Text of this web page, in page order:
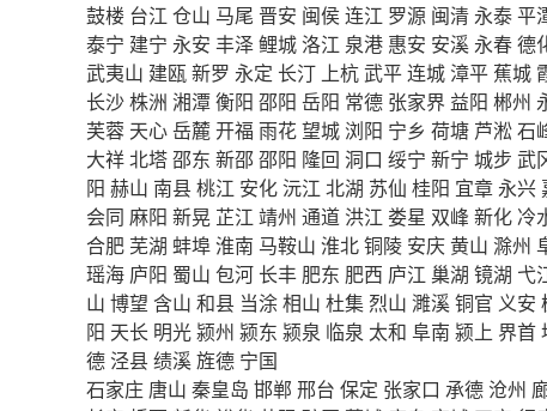
鼓楼 台江 仓山 马尾 晋安 闽侯连江 罗源 闽清 永泰平
泰宁 建宁 永安 丰泽鲤城洛江 泉港 惠安 安溪 永春德
武夷山 建瓯新罗 永定 长汀 上杭武平连城 漳平 蕉城
长沙株洲 湘潭衡阳 邵阳 岳阳 常德 张家界 益阳 郴州
芙蓉 天心岳麓开福 雨花望城 浏阳 宁乡 荷塘 芦淞石
大祥北塔邵东 新邵邵阳 隆回 洞口 绥宁 新宁 城步 武
阳 赫山 南县桃江 安化沅江 北湖 苏仙 桂阳 宜章 永兴
会同 麻阳 新晃 芷江 靖州 通道 洪江 娄星 双峰 新化 冷
合肥 芜湖 蚌埠淮南 马鞍山 淮北铜陵 安庆黄山 滁州
瑶海 庐阳 蜀山 包河 长丰 肥东 肥西 庐江 巢湖 镜湖 弋
山 博望 含山 和县 当涂相山 杜集 烈山 濉溪铜官 义安
阳 天长 明光颍州 颍东 颍泉 临泉 太和 阜南 颍上 界首
德 泾县绩溪旌德 宁国
石家庄 唐山 秦皇岛 邯郸 邢台 保定 张家口 承德 沧州